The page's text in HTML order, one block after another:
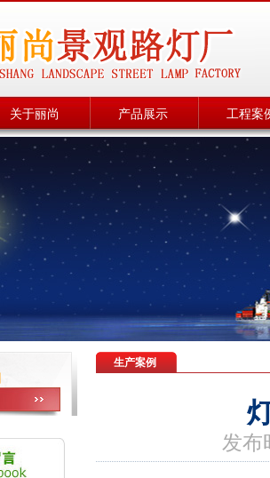
关于丽尚 产品展示 工程案
生产案例
发布